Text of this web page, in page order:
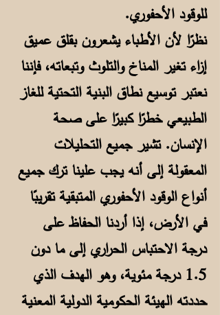
للوقود الأحفوري.
نظرًا لأن الأطباء يشعرون بقلق عميق
إزاء تغير المناخ والتلوث وتبعاته، فإننا
نعتبر توسيع نطاق البنية التحتية للغاز
الطبيعي خطرًا كبيرًا على صحة
الإنسان. تشير جميع التحليلات
المعقولة إلى أنه يجب علينا ترك جميع
أنواع الوقود الأحفوري المتبقية تقريبًا
في الأرض، إذا أردنا الحفاظ على
درجة الاحتباس الحراري إلى ما دون
1.5 درجة مئوية، وهو الهدف الذي
حددته الهيئة الحكومية الدولية المعنية